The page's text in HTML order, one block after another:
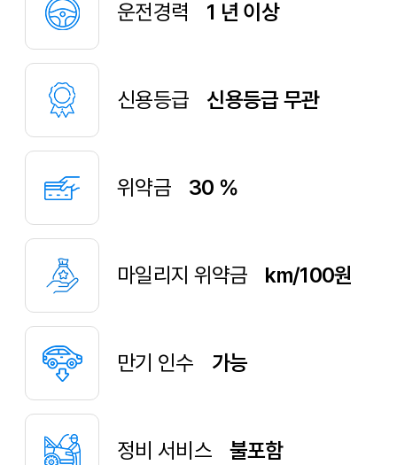
운전경력 1 년 이상
신용등급 신용등급 무관
위약금 30 %
마일리지 위약금 km/100원
만기 인수 가능
정비 서비스 불포함